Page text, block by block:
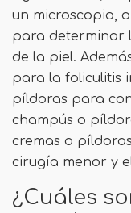
un microscopio,
para determinar
de la piel.
para la foliculitis
píldoras para
champús o
cremas o
cirugía menor y
¿Cuáles